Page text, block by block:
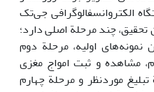
(2013) و دستگاه الکتروانسفالوگرافی جی‌تک
چند مرحلة اصلی دارد؛
اولیه، مرحلة دوم
مشاهده و ثبت امواج مغزی
موردنظر و مرحلة چهارم